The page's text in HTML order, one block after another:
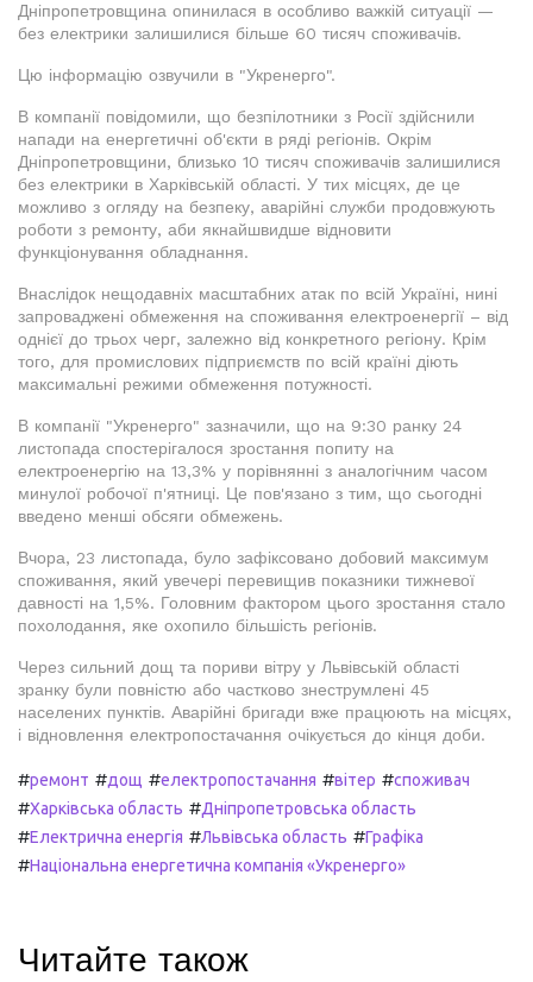
Дніпропетровщина опинилася в особливо важкій ситуації —
без електрики залишилися більше 60 тисяч споживачів.
Цю інформацію озвучили в "Укренерго".
В компанії повідомили, що безпілотники з Росії здійснили
напади на енергетичні об'єкти в ряді регіонів. Окрім
Дніпропетровщини, близько 10 тисяч споживачів залишилися
без електрики в Харківській області. У тих місцях, де це
можливо з огляду на безпеку, аварійні служби продовжують
роботи з ремонту, аби якнайшвидше відновити
функціонування обладнання.
Внаслідок нещодавніх масштабних атак по всій Україні, нині
запроваджені обмеження на споживання електроенергії – від
однієї до трьох черг, залежно від конкретного регіону. Крім
того, для промислових підприємств по всій країні діють
максимальні режими обмеження потужності.
В компанії "Укренерго" зазначили, що на 9:30 ранку 24
листопада спостерігалося зростання попиту на
електроенергію на 13,3% у порівнянні з аналогічним часом
минулої робочої п'ятниці. Це пов'язано з тим, що сьогодні
введено менші обсяги обмежень.
Вчора, 23 листопада, було зафіксовано добовий максимум
споживання, який увечері перевищив показники тижневої
давності на 1,5%. Головним фактором цього зростання стало
похолодання, яке охопило більшість регіонів.
Через сильний дощ та пориви вітру у Львівській області
зранку були повністю або частково знеструмлені 45
населених пунктів. Аварійні бригади вже працюють на місцях,
і відновлення електропостачання очікується до кінця доби.
#ремонт #дощ #електропостачання #вітер #споживач
#Харківська область #Дніпропетровська область
#Електрична енергія #Львівська область #Графіка
#Національна енергетична компанія «Укренерго»
Читайте також